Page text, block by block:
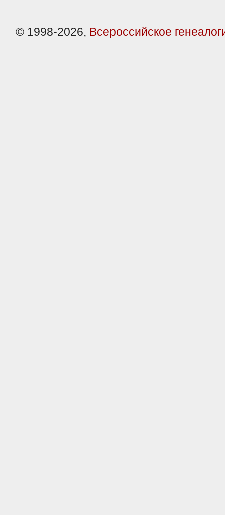
© 1998-2026, Всероссийское